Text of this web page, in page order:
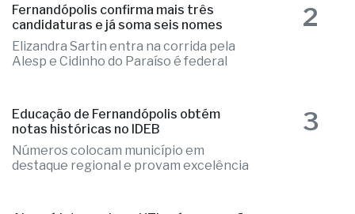
Fernandópolis confirma mais três
candidaturas e já soma seis nomes
Elizandra Sartin entra na corrida pela
Alesp e Cidinho do Paraíso é federal
2
Educação de Fernandópolis obtém
notas históricas no IDEB
Números colocam município em
destaque regional e provam excelência
3